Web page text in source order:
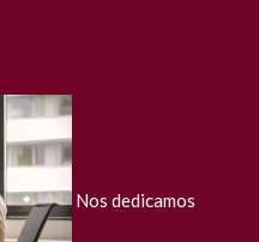
Nos dedicamos